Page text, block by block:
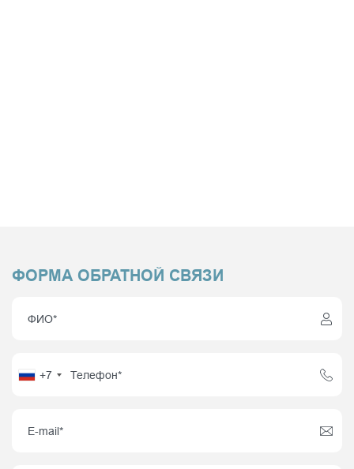
ФОРМА ОБРАТНОЙ СВЯЗИ
+7